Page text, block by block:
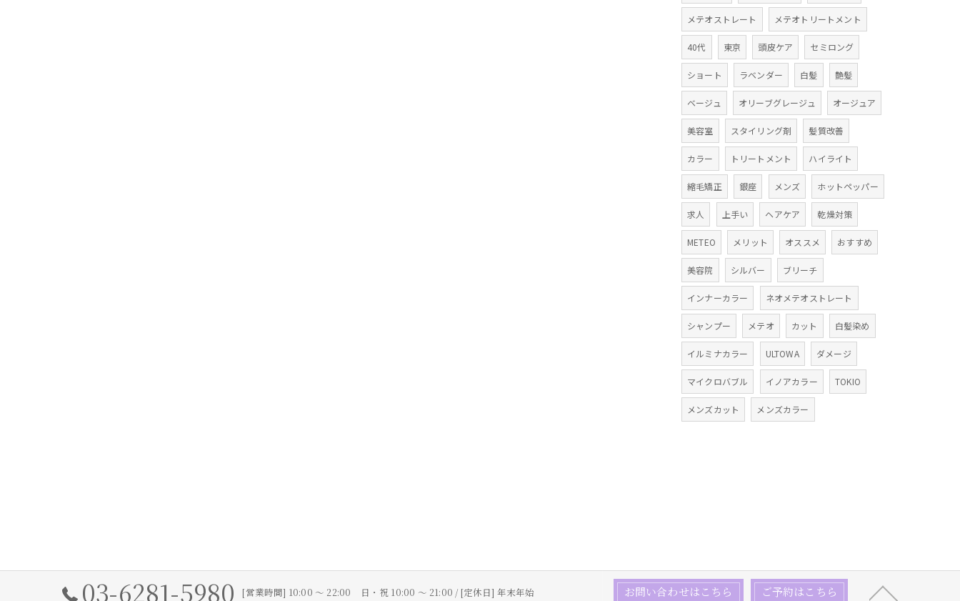
メテオストレート メテオトリートメント
40代 東京 頭皮ケア セミロング
ショート ラベンダー 白髪 艶髪
ベージュ オリーブグレージュ オージュア
美容室 スタイリング剤 髪質改善
カラー トリートメント ハイライト
縮毛矯正 銀座 メンズ ホットペッパー
求人 上手い ヘアケア 乾燥対策
METEO メリット オススメ おすすめ
美容院 シルバー ブリーチ
インナーカラー ネオメテオストレート
シャンプー メテオ カット 白髪染め
イルミナカラー ULTOWA ダメージ
マイクロバブル イノアカラー TOKIO
メンズカット メンズカラー
03-6281-5980 [営業時間] 10:00 〜 22:00 日・祝 10:00 ～ 21:00 / [定休日] 年末年始 お問い合わせはこちら ご予約はこちら